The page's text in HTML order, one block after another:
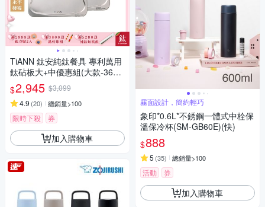
TiANN 鈦安純鈦餐具 專利萬用
鈦砧板大+中優惠組(大款-36x3
0cm)(中款-28x23cm)／砧盤／
沾板／切菜板／烘焙烤盤／露
營餐盤
$2,945 $3,099
4.9 (20) 總銷量>100
限時下殺 券
加入購物車
霧面設計，簡約輕巧
象印*0.6L*不銹鋼一體式中栓保
溫保冷杯(SM-GB60E)(快)
$888
5 (35) 總銷量>100
活動 券
加入購物車